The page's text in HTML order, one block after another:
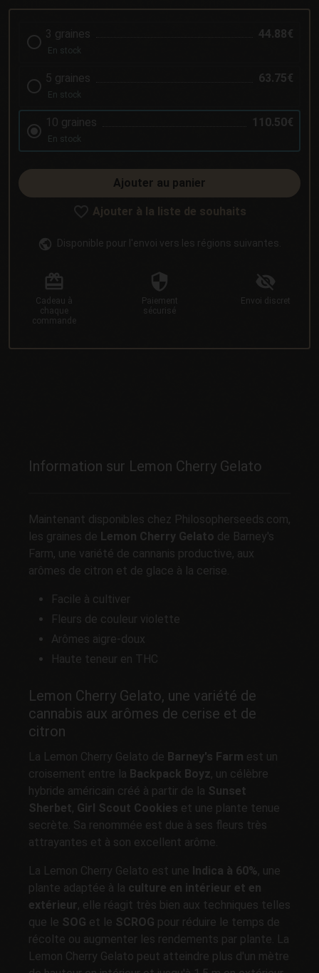
3 graines 44.88€
En stock
5 graines 63.75€
En stock
10 graines 110.50€
En stock
Ajouter au panier
Ajouter à la liste de souhaits
Disponible pour l'envoi vers les régions suivantes.
Cadeau à
chaque
commande
Paiement
sécurisé
Envoi discret
Information sur Lemon Cherry Gelato
Maintenant disponibles chez Philosopherseeds.com,
les graines de Lemon Cherry Gelato de Barney's
Farm, une variété de cannanis productive, aux
arômes de citron et de glace à la cerise.
Facile à cultiver
Fleurs de couleur violette
Arômes aigre-doux
Haute teneur en THC
Lemon Cherry Gelato, une variété de
cannabis aux arômes de cerise et de
citron
La Lemon Cherry Gelato de Barney's Farm est un
croisement entre la Backpack Boyz, un célèbre
hybride américain créé à partir de la Sunset
Sherbet, Girl Scout Cookies et une plante tenue
secrète. Sa renommée est due à ses fleurs très
attrayantes et à son excellent arôme.
La Lemon Cherry Gelato est une Indica à 60%, une
plante adaptée à la culture en intérieur et en
extérieur, elle réagit très bien aux techniques telles
que le SOG et le SCROG pour réduire le temps de
récolte ou augmenter les rendements par plante. La
Lemon Cherry Gelato peut atteindre plus d'un mètre